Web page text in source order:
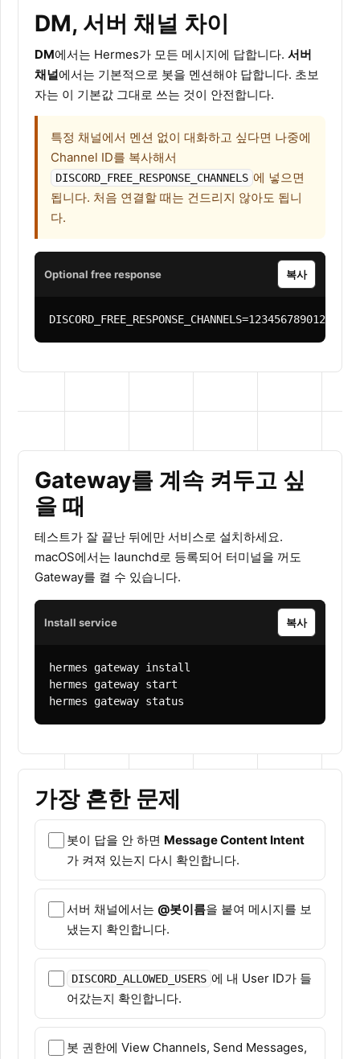
DM, 서버 채널 차이
DM에서는 Hermes가 모든 메시지에 답합니다.서버
채널에서는 기본적으로 봇을 멘션해야 답합니다. 초보
자는 이 기본값 그대로 쓰는 것이 안전합니다.
특정 채널에서 멘션 없이 대화하고 싶다면 나중에
Channel ID를 복사해서
DISCORD_FREE_RESPONSE_CHANNELS 에 넣으면
됩니다. 처음 연결할 때는 건드리지 않아도 됩니
다.
Optional free response 복사
Gateway를 계속 켜두고 싶
을 때
테스트가 잘 끝난 뒤에만 서비스로 설치하세요.
macOS에서는 launchd로 등록되어 터미널을 꺼도
Gateway를 켤 수 있습니다.
Install service 복사
hermes gateway install
hermes gateway start
hermes gateway status
가장 흔한 문제
봇이 답을 안 하면 Message Content Intent
가 켜져 있는지 다시 확인합니다.
서버 채널에서는 @봇이름을 붙여 메시지를 보
냈는지 확인합니다.
DISCORD_ALLOWED_USERS 에 내 User ID가 들
어갔는지 확인합니다.
봇 권한에 View Channels, Send Messages,